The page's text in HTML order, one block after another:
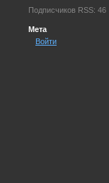
Подписчиков RSS: 46
Мета
Войти